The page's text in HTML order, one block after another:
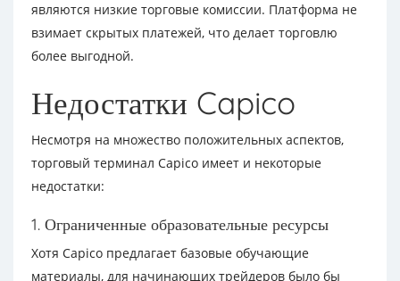
являются низкие торговые комиссии. Платформа не
взимает скрытых платежей, что делает торговлю
более выгодной.
Недостатки Capico
Несмотря на множество положительных аспектов,
торговый терминал Capico имеет и некоторые
недостатки:
1. Ограниченные образовательные ресурсы
Хотя Capico предлагает базовые обучающие
материалы, для начинающих трейдеров было бы